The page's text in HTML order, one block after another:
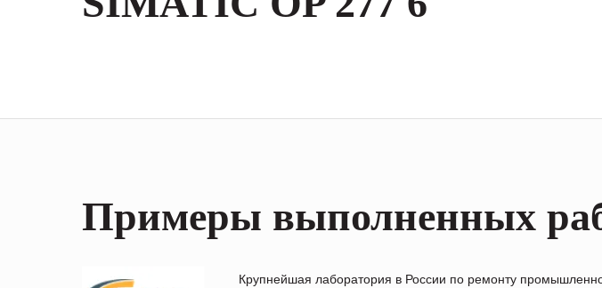
Примеры выполненных
Крупнейшая лаборатория в России по ремонту